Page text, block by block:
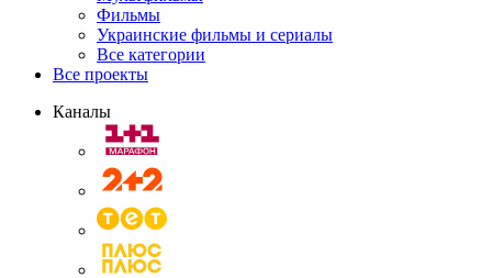
Фильмы
Украинские фильмы и сериалы
Все категории
Все проекты
Каналы